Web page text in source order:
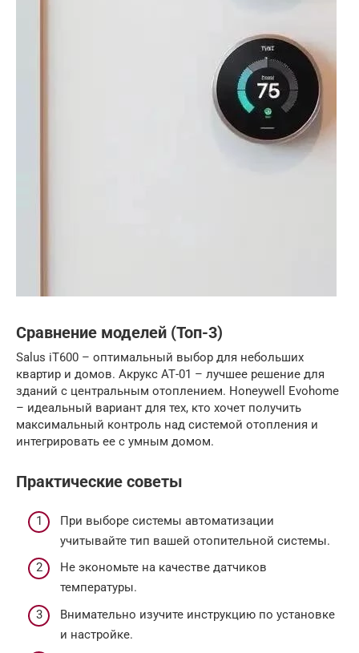
Сравнение моделей (Топ-3)
Salus iT600 – оптимальный выбор для небольших
квартир и домов. Акрукс АТ-01 – лучшее решение для
зданий с центральным отоплением. Honeywell Evohome
– идеальный вариант для тех, кто хочет получить
максимальный контроль над системой отопления и
интегрировать ее с умным домом.
Практические советы
При выборе системы автоматизации
учитывайте тип вашей отопительной системы.
Не экономьте на качестве датчиков
температуры.
Внимательно изучите инструкцию по установке
и настройке.